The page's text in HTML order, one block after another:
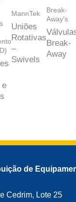
e
MannTek
Uniões
Rotativas
–
Swivels
Break-
Away's
Break-
Away
de
Cedrim, Lote 25